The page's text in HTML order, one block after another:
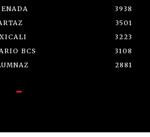
3938
3501
3223
BCS
3108
2881
-